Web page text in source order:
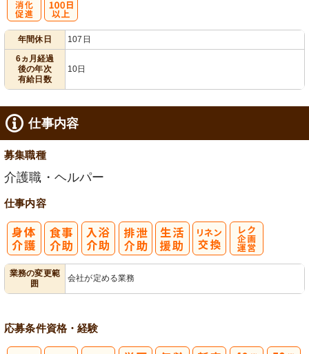
年間休日
107日
6ヵ月経過
後の年次
有給日数
10日
仕事内容
募集職種
介護職・ヘルパー
仕事内容
業務の変更範
囲
会社が定める業務
応募条件資格・経験